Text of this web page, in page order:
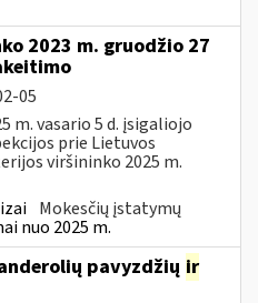
2023 m. gruodžio 27
05
m. vasario 5 d. įsigaliojo
prie Lietuvos
viršininko 2025 m.
Mokesčių įstatymų
nuo 2025 m.
pavyzdžių ir